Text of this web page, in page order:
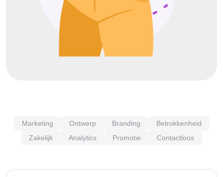
Marketing Ontwerp Branding
Betrokkenheid
Zakelijk
Analytics Promotie Contactloos